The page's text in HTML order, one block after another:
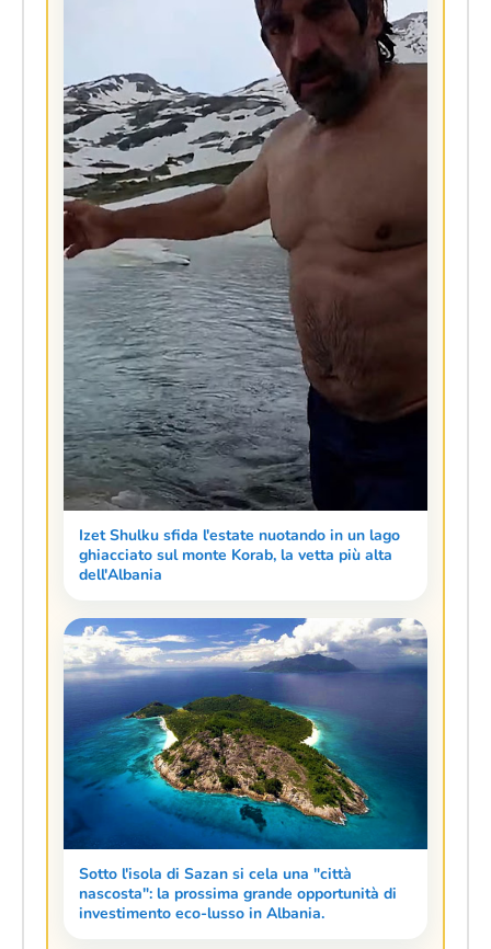
Izet Shulku sfida l'estate nuotando in un lago
ghiacciato sul monte Korab, la vetta più alta
dell'Albania
Sotto l'isola di Sazan si cela una "città
nascosta": la prossima grande opportunità di
investimento eco-lusso in Albania.